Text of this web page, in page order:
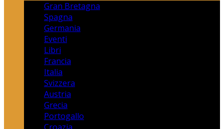
Gran Bretagna
Spagna
Germania
Eventi
Libri
Francia
Italia
Svizzera
Austria
Grecia
Portogallo